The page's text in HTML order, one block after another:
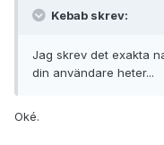
Kebab skrev:
Jag skrev det exakta
din användare heter...
Oké.